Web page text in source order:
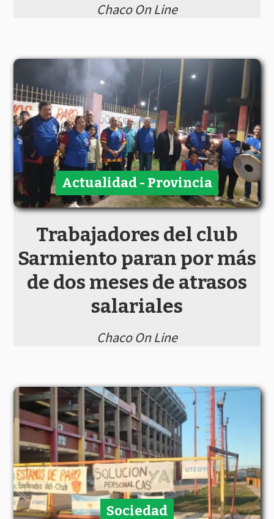
Chaco On Line
Trabajadores del club
Sarmiento paran por más
de dos meses de atrasos
salariales
Chaco On Line
Actualidad - Provincia
Sociedad